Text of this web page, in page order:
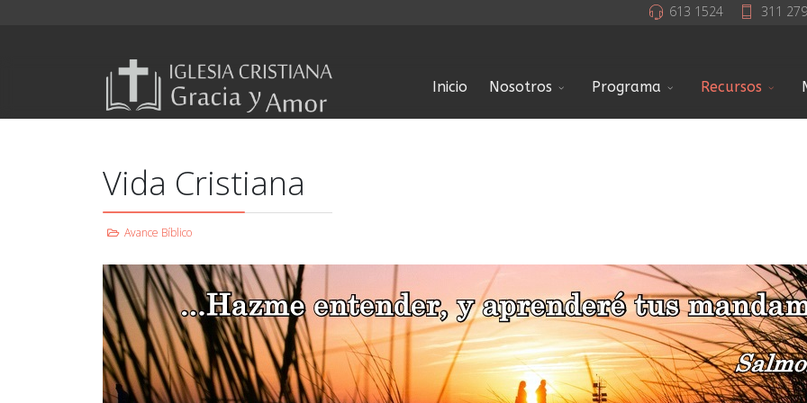
613 1524 311
Inicio Nosotros Programa Recursos
Vida Cristiana
Avance Bíblico